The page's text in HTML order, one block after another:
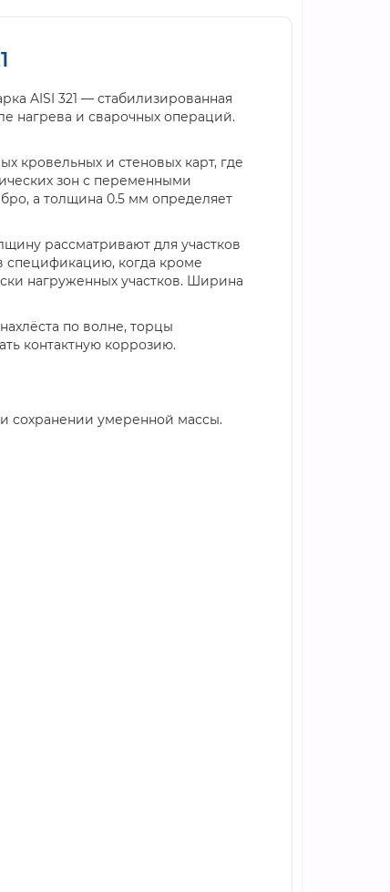
AISI 321 — стабилизированная
нагрева и сварочных операций.
кровельных и стеновых карт, где
зон с переменными
а толщина 0.5 мм определяет
рассматривают для участков
спецификацию, когда кроме
нагруженных участков. Ширина
по волне, торцы
контактную коррозию.
сохранении умеренной массы.